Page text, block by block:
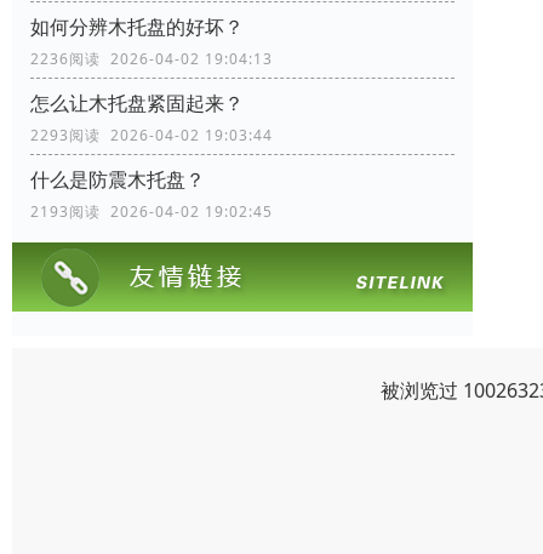
如何分辨木托盘的好坏？
2236阅读 2026-04-02 19:04:13
怎么让木托盘紧固起来？
2293阅读 2026-04-02 19:03:44
什么是防震木托盘？
2193阅读 2026-04-02 19:02:45
被浏览过